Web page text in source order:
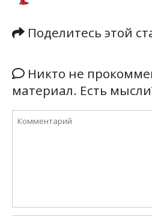
Поделитесь этой
Никто не
материал. Есть